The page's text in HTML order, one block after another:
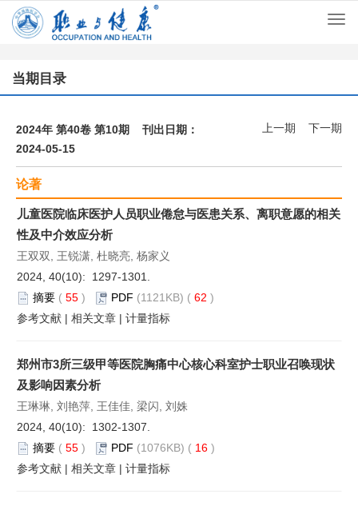
当期目录
2024年 第40卷 第10期 刊出日期：
2024-05-15
上一期 下一期
论著
儿童医院临床医护人员职业倦怠与医患关系、离职意愿的相关
性及中介效应分析
王双双, 王锐潇, 杜晓亮, 杨家义
2024, 40(10): 1297-1301.
摘要 ( 55 ) PDF (1121KB) ( 62 )
参考文献 | 相关文章 | 计量指标
郑州市3所三级甲等医院胸痛中心核心科室护士职业召唤现状
及影响因素分析
王琳琳, 刘艳萍, 王佳佳, 梁闪, 刘姝
2024, 40(10): 1302-1307.
摘要 ( 55 ) PDF (1076KB) ( 16 )
参考文献 | 相关文章 | 计量指标